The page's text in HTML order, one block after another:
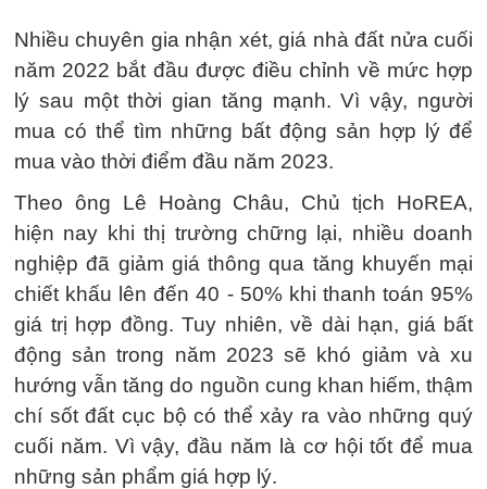
Nhiều chuyên gia nhận xét, giá nhà đất nửa cuối
năm 2022 bắt đầu được điều chỉnh về mức hợp
lý sau một thời gian tăng mạnh. Vì vậy, người
mua có thể tìm những bất động sản hợp lý để
mua vào thời điểm đầu năm 2023.
Theo ông Lê Hoàng Châu, Chủ tịch HoREA,
hiện nay khi thị trường chững lại, nhiều doanh
nghiệp đã giảm giá thông qua tăng khuyến mại
chiết khấu lên đến 40 - 50% khi thanh toán 95%
giá trị hợp đồng. Tuy nhiên, về dài hạn, giá bất
động sản trong năm 2023 sẽ khó giảm và xu
hướng vẫn tăng do nguồn cung khan hiếm, thậm
chí sốt đất cục bộ có thể xảy ra vào những quý
cuối năm. Vì vậy, đầu năm là cơ hội tốt để mua
những sản phẩm giá hợp lý.